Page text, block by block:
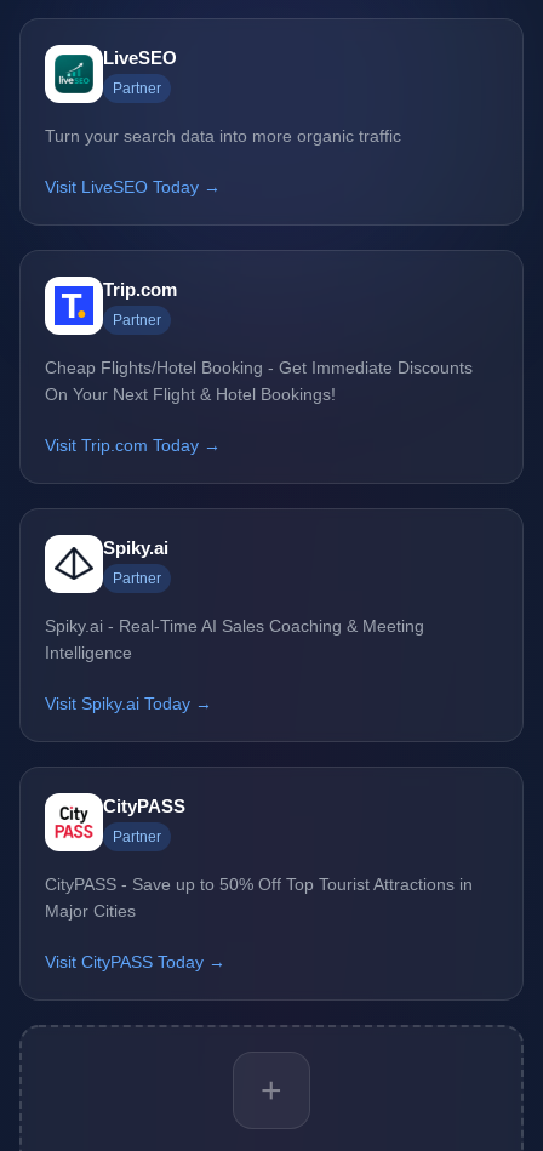
LiveSEO
Partner
Turn your search data into more organic traffic
Visit LiveSEO Today →
Trip.com
Partner
Cheap Flights/Hotel Booking - Get Immediate Discounts
On Your Next Flight & Hotel Bookings!
Visit Trip.com Today →
Spiky.ai
Partner
Spiky.ai - Real-Time AI Sales Coaching & Meeting
Intelligence
Visit Spiky.ai Today →
CityPASS
Partner
CityPASS - Save up to 50% Off Top Tourist Attractions in
Major Cities
Visit CityPASS Today →
+